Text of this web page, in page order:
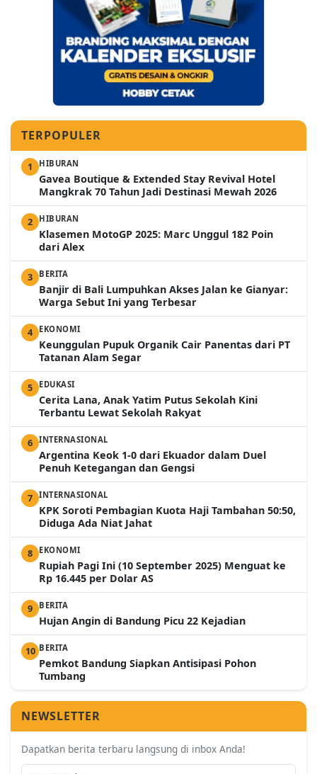
TERPOPULER
1 HIBURAN
Gavea Boutique & Extended Stay Revival Hotel
Mangkrak 70 Tahun Jadi Destinasi Mewah 2026
2 HIBURAN
Klasemen MotoGP 2025: Marc Unggul 182 Poin
dari Alex
3 BERITA
Banjir di Bali Lumpuhkan Akses Jalan ke Gianyar:
Warga Sebut Ini yang Terbesar
4 EKONOMI
Keunggulan Pupuk Organik Cair Panentas dari PT
Tatanan Alam Segar
5 EDUKASI
Cerita Lana, Anak Yatim Putus Sekolah Kini
Terbantu Lewat Sekolah Rakyat
6 INTERNASIONAL
Argentina Keok 1-0 dari Ekuador dalam Duel
Penuh Ketegangan dan Gengsi
7 INTERNASIONAL
KPK Soroti Pembagian Kuota Haji Tambahan 50:50,
Diduga Ada Niat Jahat
8 EKONOMI
Rupiah Pagi Ini (10 September 2025) Menguat ke
Rp 16.445 per Dolar AS
9 BERITA
Hujan Angin di Bandung Picu 22 Kejadian
10 BERITA
Pemkot Bandung Siapkan Antisipasi Pohon
Tumbang
NEWSLETTER
Dapatkan berita terbaru langsung di inbox Anda!